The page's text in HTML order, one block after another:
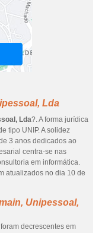
Lda
Lda?. A forma jurídica
tipo UNIP. A solidez
3 anos dedicados ao
centra-se nas
em informática.
atualizados no dia 10 de
Unipessoal,
decrescentes em